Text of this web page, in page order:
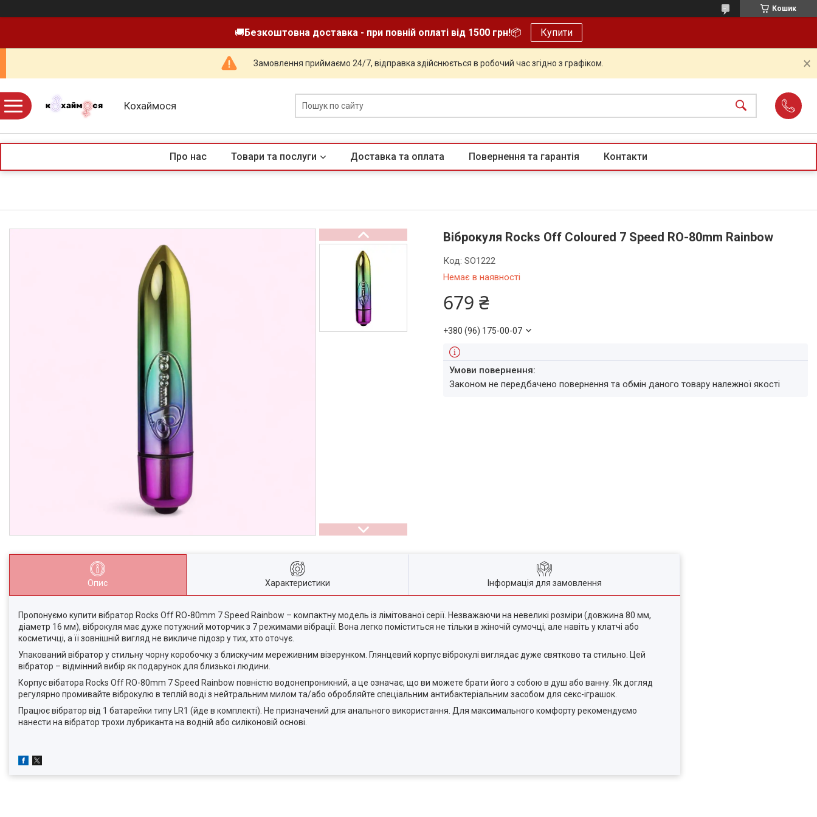
Кошик
🚚Безкоштовна доставка - при повній оплаті від 1500 грн!📦 Купити
Замовлення приймаємо 24/7, відправка здійснюється в робочий час згідно з графіком.
Кохаймося
Про нас Товари та послуги Доставка та оплата Повернення та гарантія Контакти
Віброкуля Rocks Off Coloured 7 Speed ​​RO-80mm Rainbow
Немає в наявності
Код:SO1222
679 ₴
+380 (96) 175-00-07
Законом не передбачено повернення та обмін даного товару належної якості
Опис Характеристики Інформація для замовлення
Пропонуємо купити вібратор Rocks Off RO-80mm 7 Speed ​​Rainbow – компактну модель із лімітованої серії. Незважаючи на невеликі розміри (довжина 80 мм,
діаметр 16 мм), віброкуля має дуже потужний моторчик з 7 режимами вібрації. Вона легко поміститься не тільки в жіночій сумочці, але навіть у клатчі або
косметичці, а її зовнішній вигляд не викличе підозр у тих, хто оточує.
Упакований вібратор у стильну чорну коробочку з блискучим мереживним візерунком. Глянцевий корпус віброкулі виглядає дуже святково та стильно. Цей
вібратор – відмінний вибір як подарунок для близької людини.
Корпус вібатора Rocks Off RO-80mm 7 Speed ​​Rainbow повністю водонепроникний, а це означає, що ви можете брати його з собою в душ або ванну. Як догляд
регулярно промивайте віброкулю в теплій воді з нейтральним милом та/або обробляйте спеціальним антибактеріальним засобом для секс-іграшок.
Працює вібратор від 1 батарейки типу LR1 (йде в комплекті). Не призначений для анального використання. Для максимального комфорту рекомендуємо
нанести на вібратор трохи лубриканта на водній або силіконовій основі.